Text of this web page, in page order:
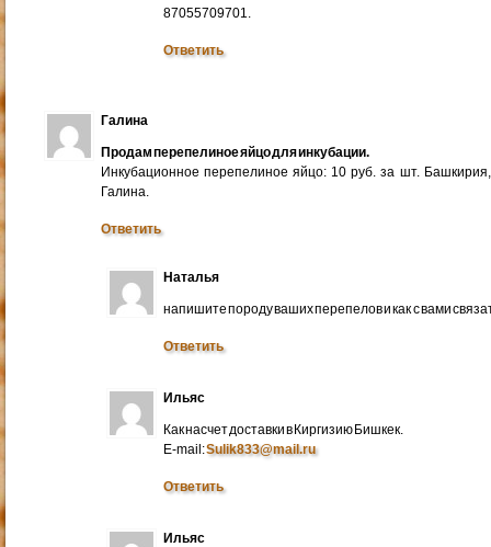
87055709701.
Ответить
Галина
Продам перепелиное яйцо для инкубации.
Инкубационное перепелиное яйцо: 10 руб. за шт.
Галина.
Ответить
Наталья
напишите породу ваших перепелов и как с вами
Ответить
Ильяс
Как насчет доставки в Киргизию Бишкек.
E-mail:Sulik833@mail.ru
Ответить
Ильяс